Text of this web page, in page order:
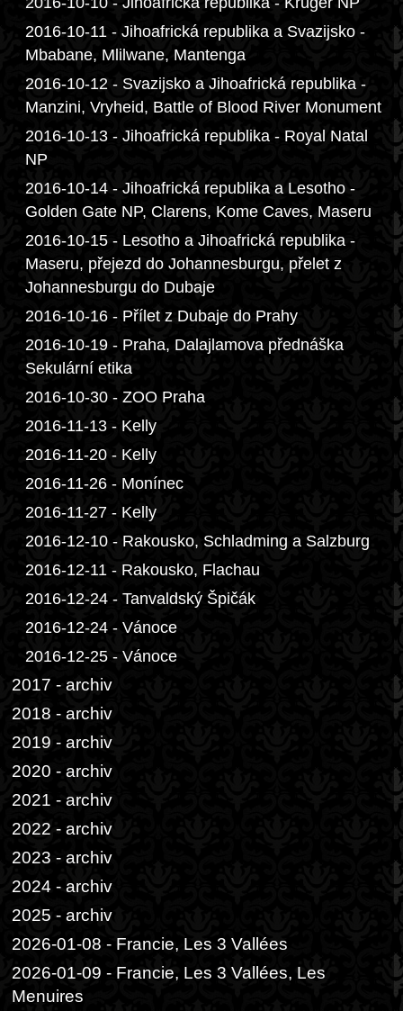
2016-10-11 - Jihoafrická republika a Svazijsko -
Mbabane, Mlilwane, Mantenga
2016-10-12 - Svazijsko a Jihoafrická republika -
Manzini, Vryheid, Battle of Blood River Monument
2016-10-13 - Jihoafrická republika - Royal Natal
NP
2016-10-14 - Jihoafrická republika a Lesotho -
Golden Gate NP, Clarens, Kome Caves, Maseru
2016-10-15 - Lesotho a Jihoafrická republika -
Maseru, přejezd do Johannesburgu, přelet z
Johannesburgu do Dubaje
2016-10-16 - Přílet z Dubaje do Prahy
2016-10-19 - Praha, Dalajlamova přednáška
Sekulární etika
2016-10-30 - ZOO Praha
2016-11-13 - Kelly
2016-11-20 - Kelly
2016-11-26 - Monínec
2016-11-27 - Kelly
2016-12-10 - Rakousko, Schladming a Salzburg
2016-12-11 - Rakousko, Flachau
2016-12-24 - Tanvaldský Špičák
2016-12-24 - Vánoce
2016-12-25 - Vánoce
2017 - archiv
2018 - archiv
2019 - archiv
2020 - archiv
2021 - archiv
2022 - archiv
2023 - archiv
2024 - archiv
2025 - archiv
2026-01-08 - Francie, Les 3 Vallées
2026-01-09 - Francie, Les 3 Vallées, Les
Menuires